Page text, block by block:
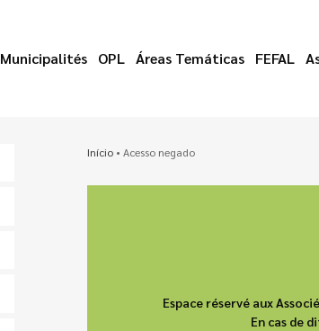
Municipalités OPL Áreas Temáticas FEFAL
Início• Acesso negado
Espace réservé aux
En cas de